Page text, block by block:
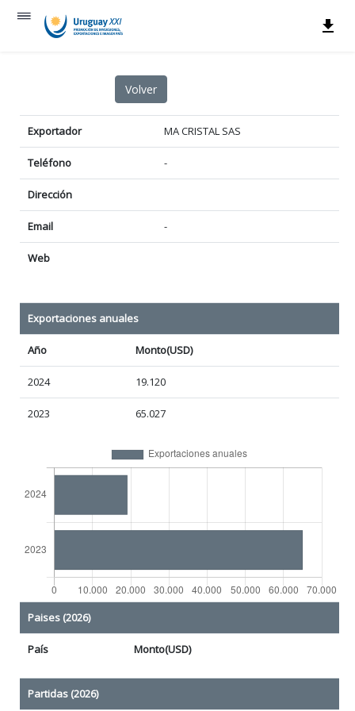
Exportador MA CRISTAL SAS
Teléfono -
Dirección
Email -
Web
Exportaciones anuales
Año Monto(USD)
2024 19.120
2023 65.027
Paises (2026)
País Monto(USD)
Partidas (2026)